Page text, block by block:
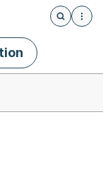
Öffnet